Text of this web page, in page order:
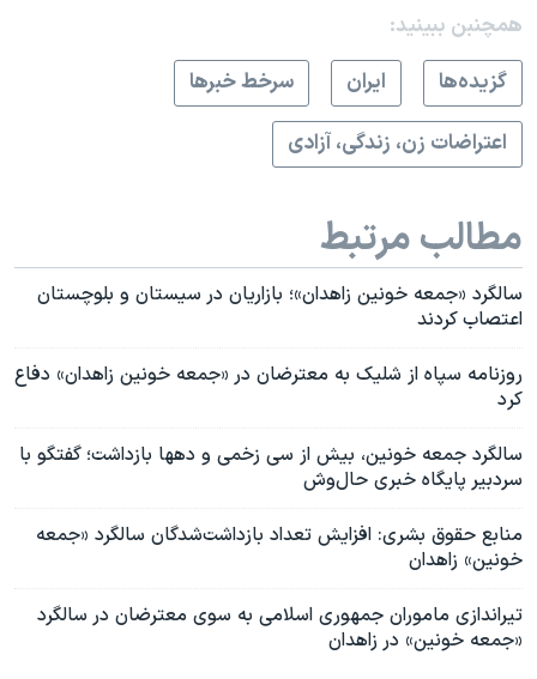
همچنبن ببینید:
گزيده‌ها
ايران
سرخط خبرها
اعتراضات زن، زندگی، آزادی
مطالب مرتبط
سالگرد «جمعه خونین زاهدان»؛ بازاریان در سیستان و بلوچستان
اعتصاب کردند
روزنامه سپاه از شلیک به معترضان در «جمعه خونین زاهدان» دفاع
کرد
سالگرد جمعه خونین، بیش از سی زخمی و دهها بازداشت؛ گفتگو با
سردبیر پایگاه خبری حال‌وش
منابع حقوق بشری: افزایش تعداد بازداشت‌‌شدگان سالگرد «جمعه
خونین» زاهدان
تیراندازی ماموران جمهوری اسلامی به سوی معترضان در سالگرد
«جمعه خونین» در زاهدان